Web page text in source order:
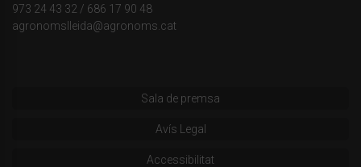
973 24 43 32 / 686 17 90 48
agronomslleida@agronoms.cat
Sala de premsa
Avís Legal
Accessibilitat